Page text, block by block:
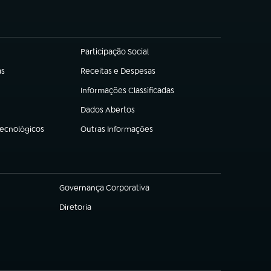
Participação Social
(abre em nova aba)
Receitas e Despesas
(abre em nova aba)
Informações Classificadas
(abre em nova aba)
Dados Abertos
(abre em nova aba)
Outras Informações
(abre em nova aba)
Governança Corporativa
(abre em nova aba)
Diretoria
(abre em nova aba)